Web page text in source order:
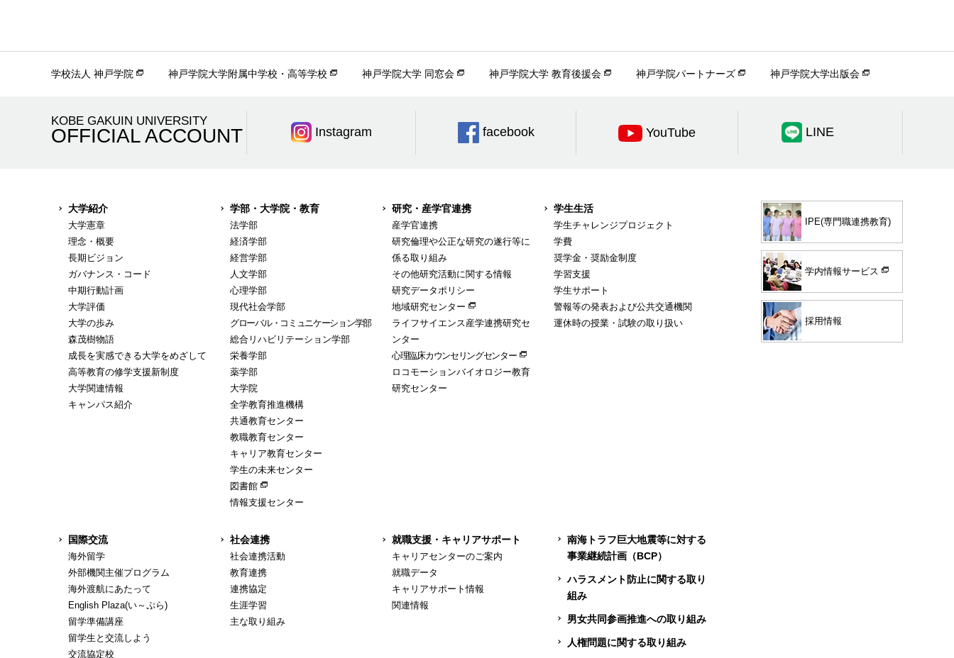
学校法人 神戸学院 神戸学院大学附属中学校・高等学校 神戸学院大学 同窓会 神戸学院大学 教育後援会 神戸学院パートナーズ 神戸学院大学出版会
KOBE GAKUIN UNIVERSITY
OFFICIAL ACCOUNT Instagram facebook YouTube LINE
大学紹介
大学憲章
理念・概要
長期ビジョン
ガバナンス・コード
中期行動計画
大学評価
大学の歩み
森茂樹物語
成長を実感できる大学をめざして
高等教育の修学支援新制度
大学関連情報
キャンパス紹介
学部・大学院・教育
法学部
経済学部
経営学部
人文学部
心理学部
現代社会学部
グローバル・コミュニケーション学部
総合リハビリテーション学部
栄養学部
薬学部
大学院
全学教育推進機構
共通教育センター
教職教育センター
キャリア教育センター
学生の未来センター
図書館
情報支援センター
研究・産学官連携
産学官連携
研究倫理や公正な研究の遂行等に
係る取り組み
その他研究活動に関する情報
研究データポリシー
地域研究センター
ライフサイエンス産学連携研究セ
ンター
心理臨床カウンセリングセンター
ロコモーションバイオロジー教育
研究センター
学生生活
学生チャレンジプロジェクト
学費
奨学金・奨励金制度
学習支援
学生サポート
警報等の発表および公共交通機関
運休時の授業・試験の取り扱い
国際交流
海外留学
外部機関主催プログラム
海外渡航にあたって
English Plaza(い～ぷら)
留学準備講座
留学生と交流しよう
交流協定校
社会連携
社会連携活動
教育連携
連携協定
生涯学習
主な取り組み
就職支援・キャリアサポート
キャリアセンターのご案内
就職データ
キャリアサポート情報
関連情報
南海トラフ巨大地震等に対する
事業継続計画（BCP）
ハラスメント防止に関する取り
組み
男女共同参画推進への取り組み
人権問題に関する取り組み
IPE(専門職連携教育)
学内情報サービス
採用情報